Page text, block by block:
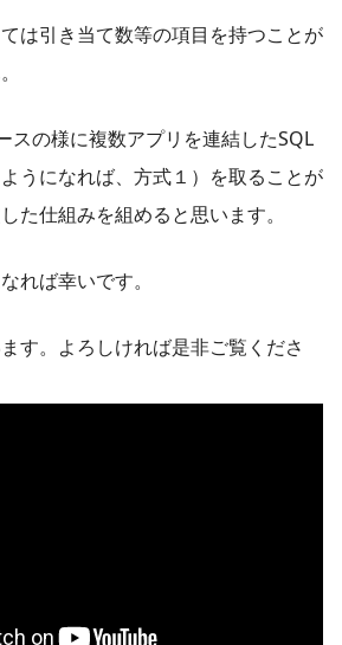
は引き当て数等の項目を持つことが
の様に複数アプリを連結したSQL
うになれば、方式１）を取ることが
た仕組みを組めると思います。
れば幸いです。
す。よろしければ是非ご覧くださ